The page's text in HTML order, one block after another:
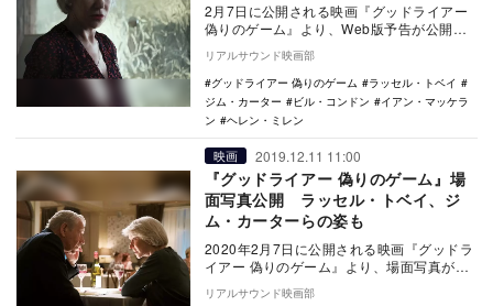
2月7日に公開される映画『グッドライアー
偽りのゲーム』より、Web版予告が公開さ
れた。 本作は、ヘレン・ミレンとイア
ン・マ…
リアルサウンド映画部
グッドライアー 偽りのゲーム
ラッセル・トベイ
ジム・カーター
ビル・コンドン
イアン・マッケラ
ン
ヘレン・ミレン
映画 2019.12.11 11:00
『グッドライアー 偽りのゲーム』場
面写真公開 ラッセル・トベイ、ジ
ム・カーターらの姿も
2020年2月7日に公開される映画『グッドラ
イアー 偽りのゲーム』より、場面写真が公
開された。 本作は、『クィーン』でオス
カ…
リアルサウンド映画部